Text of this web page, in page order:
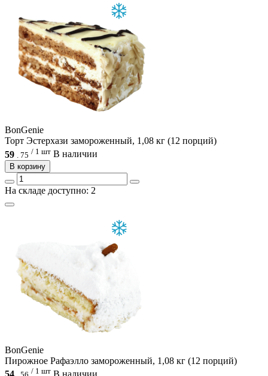
BonGenie
Торт Эстерхази замороженный, 1,08 кг (12 порций)
59
75 / 1 шт В наличии
В корзину
На складе доступно: 2
BonGenie
Пирожное Рафаэлло замороженный, 1,08 кг (12 порций)
54
/ 1 шт В наличии